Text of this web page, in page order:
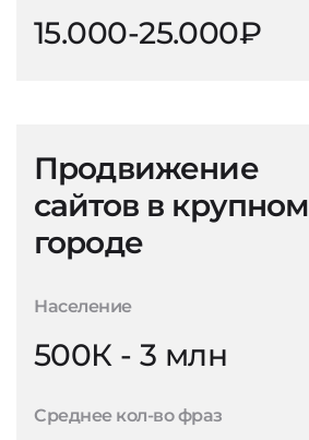
15.000-25.000₽
Продвижение
сайтов в крупном
городе
Население
500К - 3 млн
Среднее кол-во фраз